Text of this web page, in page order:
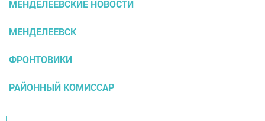
МЕНДЕЛЕЕВСКИЕ НОВОСТИ
МЕНДЕЛЕЕВСК
ФРОНТОВИКИ
РАЙОННЫЙ КОМИССАР